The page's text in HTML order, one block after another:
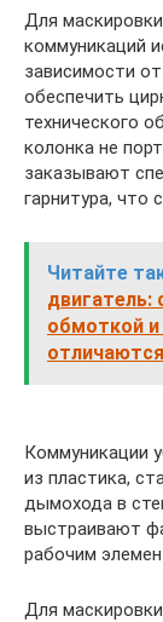
Для
коммуникаций
зависимости
обеспечить
технического
колонка не
заказывают
гарнитура, что
Читайте
двигатель:
обмоткой
Коммуникации
из пластика,
дымохода в
выстраивают
рабочим
Для